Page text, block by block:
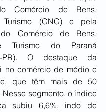
Comércio de Bens,
(CNC) e pela
do Comércio de Bens,
Turismo do Paraná
PR). O destaque da
no comércio de médio e
que têm mais de 50
Nesse segmento, o índice
subiu 6,6%, indo de